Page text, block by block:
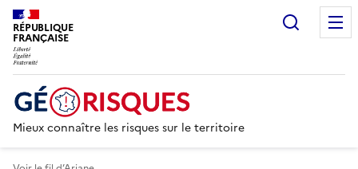
RÉPUBLIQUE
FRANÇAISE
Mieux connaître les risques sur le territoire